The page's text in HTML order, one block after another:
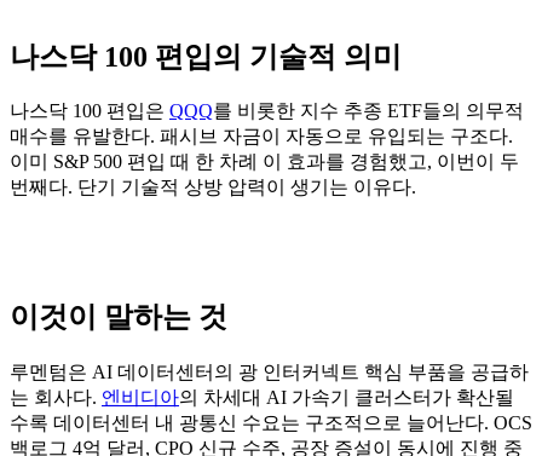
나스닥 100 편입의 기술적 의미
나스닥 100 편입은 QQQ를 비롯한 지수 추종 ETF들의 의무적
매수를 유발한다. 패시브 자금이 자동으로 유입되는 구조다.
이미 S&P 500 편입 때 한 차례 이 효과를 경험했고, 이번이 두
번째다. 단기 기술적 상방 압력이 생기는 이유다.
이것이 말하는 것
루멘텀은 AI 데이터센터의 광 인터커넥트 핵심 부품을 공급하
는 회사다. 엔비디아의 차세대 AI 가속기 클러스터가 확산될
수록 데이터센터 내 광통신 수요는 구조적으로 늘어난다. OCS
백로그 4억 달러, CPO 신규 수주, 공장 증설이 동시에 진행 중